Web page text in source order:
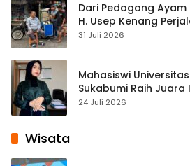
Dari Pedagang Ayam
H. Usep Kenang
Cisaat
31 Juli 2026
Mahasiswi
Sukabumi Raih Juara
Pembelajaran Digital
24 Juli 2026
Wisata